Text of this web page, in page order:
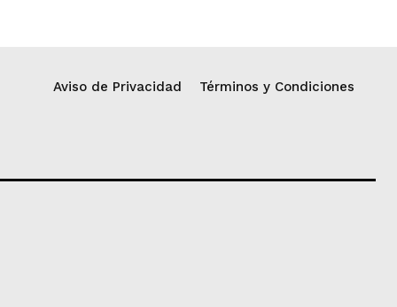
Aviso de Privacidad Términos y Condiciones